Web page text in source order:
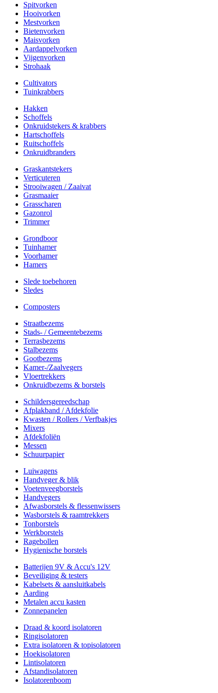
Spitvorken
Hooivorken
Mestvorken
Bietenvorken
Maisvorken
Aardappelvorken
Vijgenvorken
Strohaak
Cultivators
Tuinkrabbers
Hakken
Schoffels
Onkruidstekers & krabbers
Hartschoffels
Ruitschoffels
Onkruidbranders
Graskantstekers
Verticuteren
Strooiwagen / Zaaivat
Grasmaaier
Grasscharen
Gazonrol
Trimmer
Grondboor
Tuinhamer
Voorhamer
Hamers
Slede toebehoren
Sledes
Composters
Straatbezems
Stads- / Gemeentebezems
Terrasbezems
Stalbezems
Gootbezems
Kamer-/Zaalvegers
Vloertrekkers
Onkruidbezems & borstels
Schildersgereedschap
Afplakband / Afdekfolie
Kwasten / Rollers / Verfbakjes
Mixers
Afdekfoliën
Messen
Schuurpapier
Luiwagens
Handveger & blik
Voetenveegborstels
Handvegers
Afwasborstels & flessenwissers
Wasborstels & raamtrekkers
Tonborstels
Werkborstels
Ragebollen
Hygienische borstels
Batterijen 9V & Accu's 12V
Beveiliging & testers
Kabelsets & aansluitkabels
Aarding
Metalen accu kasten
Zonnepanelen
Draad & koord isolatoren
Ringisolatoren
Extra isolatoren & topisolatoren
Hoekisolatoren
Lintisolatoren
Afstandisolatoren
Isolatorenboom